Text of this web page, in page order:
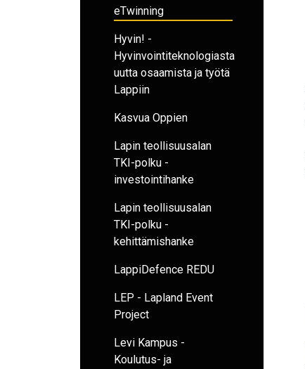
eTwinning
Hyvin! -
Hyvinvointiteknologiasta
uutta osaamista ja työtä
Lappiin
Kasvua Oppien
Lapin teollisuusalan
TKI-polku -
investointihanke
Lapin teollisuusalan
TKI-polku -
kehittämishanke
LappiDefence REDU
LEP - Lapland Event
Project
Levi Kampus -
Koulutus- ja